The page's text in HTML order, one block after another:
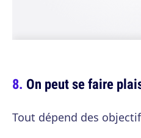
On peut se faire
Tout dépend des